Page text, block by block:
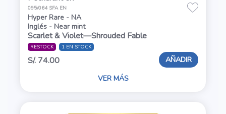
095/064 SFA EN
Hyper Rare - NA
Inglés - Near mint
Scarlet & Violet—Shrouded Fable
RESTOCK 1 EN STOCK
S/. 74.00 AÑADIR
VER MÁS